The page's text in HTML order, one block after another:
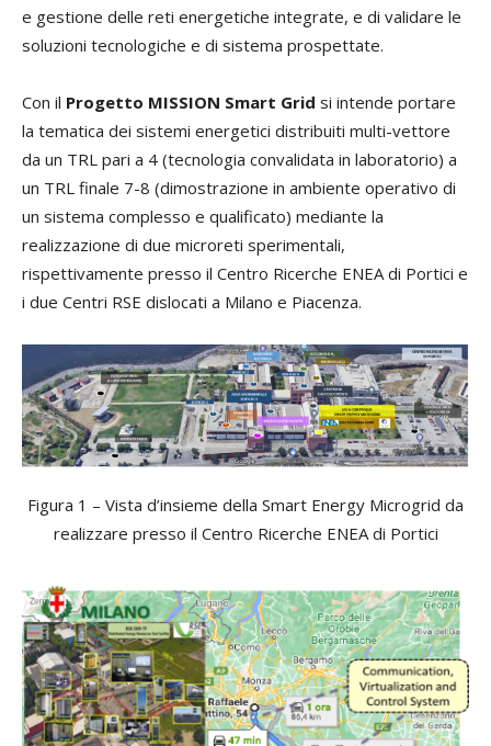
e gestione delle reti energetiche integrate, e di validare le
soluzioni tecnologiche e di sistema prospettate.
Con il Progetto MISSION Smart Grid si intende portare
la tematica dei sistemi energetici distribuiti multi-vettore
da un TRL pari a 4 (tecnologia convalidata in laboratorio) a
un TRL finale 7-8 (dimostrazione in ambiente operativo di
un sistema complesso e qualificato) mediante la
realizzazione di due microreti sperimentali,
rispettivamente presso il Centro Ricerche ENEA di Portici e
i due Centri RSE dislocati a Milano e Piacenza.
Figura 1 – Vista d’insieme della Smart Energy Microgrid da
realizzare presso il Centro Ricerche ENEA di Portici